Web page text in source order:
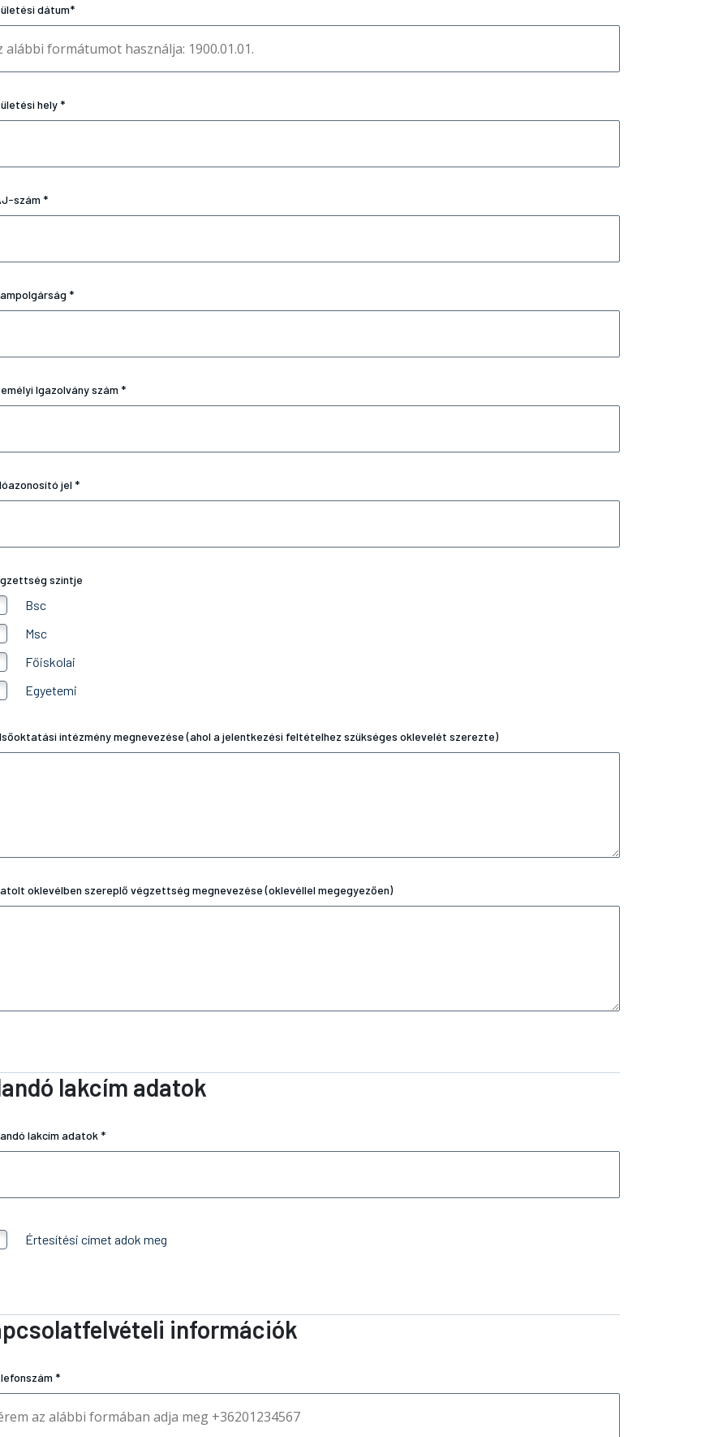
dátum*
hely *
szám *
*
Igazolvány szám *
jel *
szintje
Bsc
Msc
Főiskolai
Egyetemi
intézmény megnevezése (ahol a jelentkezési feltételhez szükséges oklevelét szerezte)
oklevélben szereplő végzettség megnevezése (oklevéllel megegyezően)
lakcím adatok
lakcím adatok *
Értesítési címet adok meg
információk
*